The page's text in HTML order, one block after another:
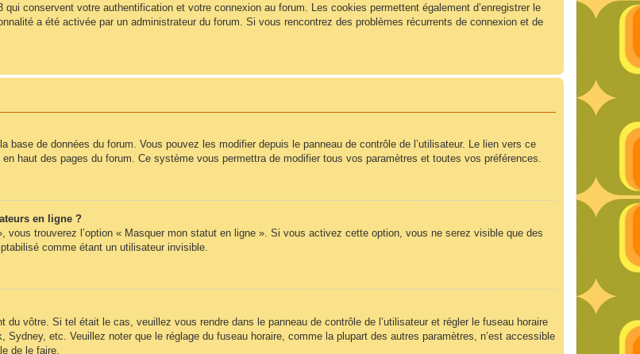
conservent votre authentification et votre connexion au forum. Les cookies permettent également d’enregistrer le
a été activée par un administrateur du forum. Si vous rencontrez des problèmes récurrents de connexion et de
de données du forum. Vous pouvez les modifier depuis le panneau de contrôle de l’utilisateur. Le lien vers ce
haut des pages du forum. Ce système vous permettra de modifier tous vos paramètres et toutes vos préférences.
en ligne ?
vous trouverez l’option « Masquer mon statut en ligne ». Si vous activez cette option, vous ne serez visible que des
comme étant un utilisateur invisible.
du vôtre. Si tel était le cas, veuillez vous rendre dans le panneau de contrôle de l’utilisateur et régler le fuseau horaire
etc. Veuillez noter que le réglage du fuseau horaire, comme la plupart des autres paramètres, n’est accessible
de le faire.